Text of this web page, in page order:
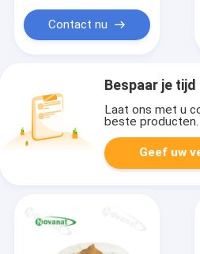
Contact nu
Bespaar je tijd
Laat ons met u
beste producten.
Geef uw